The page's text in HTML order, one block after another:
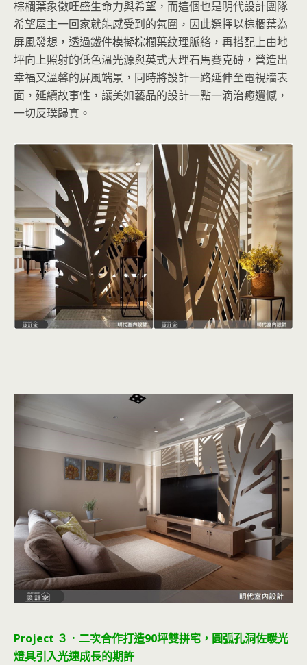
棕櫚葉象徵旺盛生命力與希望，而這個也是明代設計團隊
希望屋主一回家就能感受到的氛圍，因此選擇以棕櫚葉為
屏風發想，透過鐵件模擬棕櫚葉紋理脈絡，再搭配上由地
坪向上照射的低色溫光源與英式大理石馬賽克磚，營造出
幸福又溫馨的屏風端景，同時將設計一路延伸至電視牆表
面，延續故事性，讓美如藝品的設計一點一滴治癒遺憾，
一切反璞歸真。
Project ３．二次合作打造90坪雙拼宅，圓弧孔洞佐暖光
燈具引入光速成長的期許